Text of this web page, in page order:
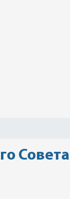
Совета